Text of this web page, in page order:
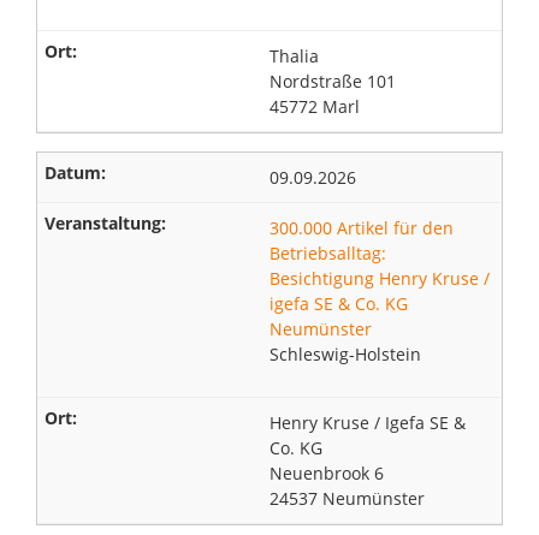
Thalia
Nordstraße 101
45772 Marl
09.09.2026
300.000 Artikel für den
Betriebsalltag:
Besichtigung Henry Kruse /
igefa SE & Co. KG
Neumünster
Schleswig-Holstein
Henry Kruse / Igefa SE &
Co. KG
Neuenbrook 6
24537 Neumünster